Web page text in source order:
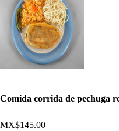
Comida corrida de pechuga
MX$145.00